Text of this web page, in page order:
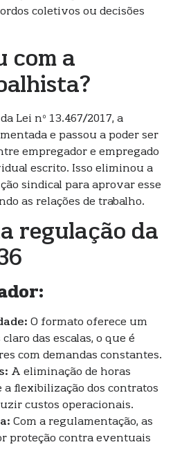
coletivos ou decisões
com a
Lei nº 13.467/2017, a
e passou a poder ser
empregador e empregado
escrito. Isso eliminou a
sindical para aprovar esse
as relações de trabalho.
regulação da
O formato oferece um
das escalas, o que é
com demandas constantes.
A eliminação de horas
a flexibilização dos contratos
custos operacionais.
Com a regulamentação, as
proteção contra eventuais